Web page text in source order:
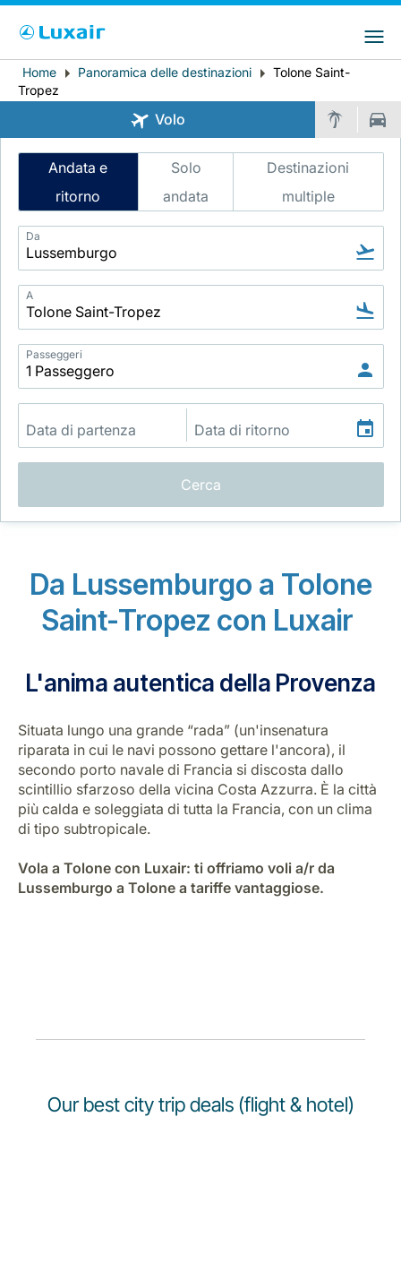
LuxairTours
Opportunità di lavoro con Luxair
Paese di residenza
Breadcrumb
Home Panoramica delle destinazioni
Tolone Saint-
Tropez
Volo
Intelligent
Search
Andata e
ritorno
Solo
andata
Destinazioni
multiple
Da
A
Passeggeri
Cerca
Da Lussemburgo a Tolone
Saint-Tropez con Luxair
L'anima autentica della Provenza
Situata lungo una grande “rada” (un'insenatura
riparata in cui le navi possono gettare l'ancora), il
secondo porto navale di Francia si discosta dallo
scintillio sfarzoso della vicina Costa Azzurra. È la città
più calda e soleggiata di tutta la Francia, con un clima
di tipo subtropicale.
Vola a Tolone con Luxair: ti offriamo voli a/r da
Lussemburgo a Tolone a tariffe vantaggiose.
Our best city trip deals (flight & hotel)